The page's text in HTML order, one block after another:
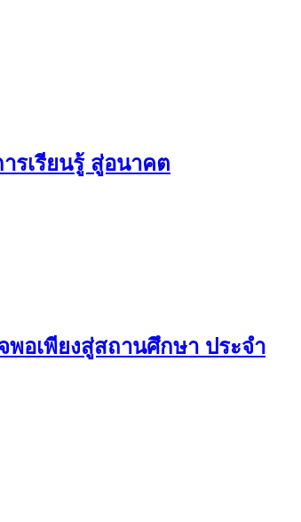
รเรียนรู้ สู่อนาคต
อเพียงสู่สถานศึกษา ประจำ